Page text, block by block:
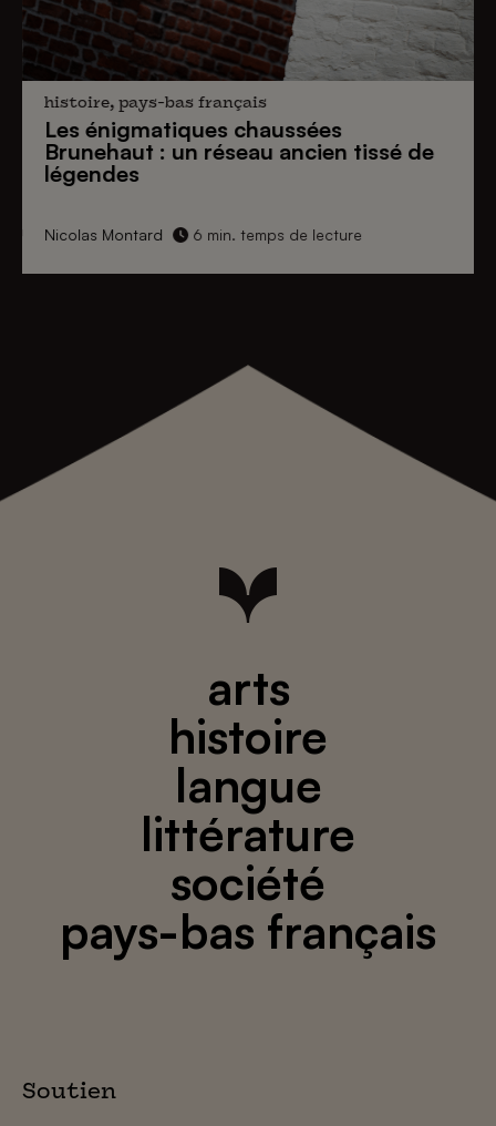
histoire, pays-bas français
Les énigmatiques chaussées
Brunehaut : un réseau ancien tissé de
légendes
Nicolas Montard 6 min. temps de lecture
arts
histoire
langue
littérature
société
pays-bas français
Soutien